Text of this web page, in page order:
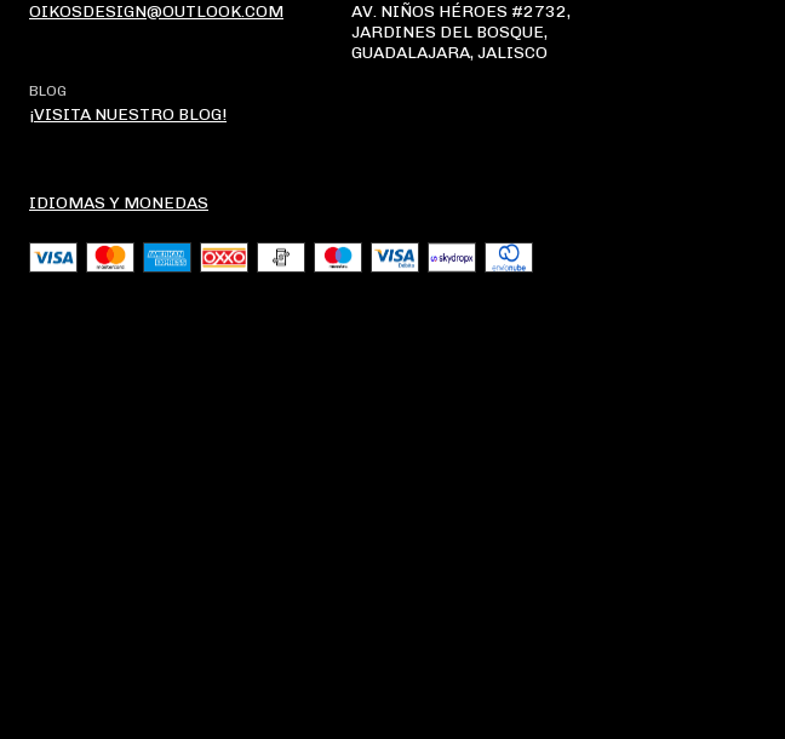
OIKOSDESIGN@OUTLOOK.COM
AV. NIÑOS HÉROES #2732,
JARDINES DEL BOSQUE,
GUADALAJARA, JALISCO
BLOG
¡VISITA NUESTRO BLOG!
IDIOMAS Y MONEDAS